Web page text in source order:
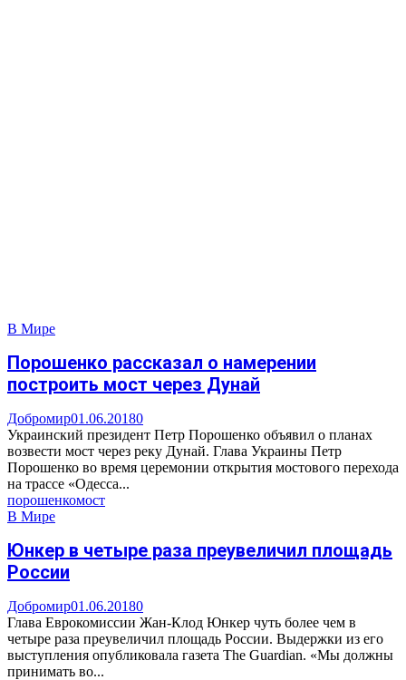
В Мире
Порошенко рассказал о намерении
построить мост через Дунай
Добромир01.06.20180
Украинский президент Петр Порошенко объявил о планах
возвести мост через реку Дунай. Глава Украины Петр
Порошенко во время церемонии открытия мостового перехода
на трассе «Одесса...
порошенкомост
В Мире
Юнкер в четыре раза преувеличил площадь
России
Добромир01.06.20180
Глава Еврокомиссии Жан-Клод Юнкер чуть более чем в
четыре раза преувеличил площадь России. Выдержки из его
выступления опубликовала газета The Guardian. «Мы должны
принимать во...